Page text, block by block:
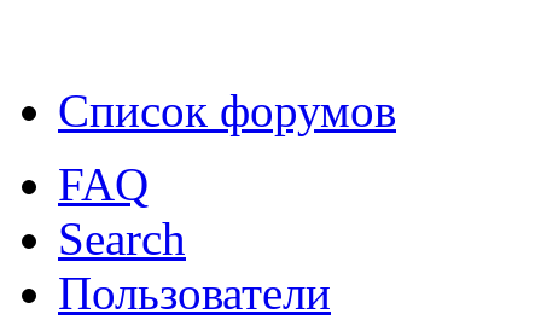
Список форумов
FAQ
Search
Пользователи